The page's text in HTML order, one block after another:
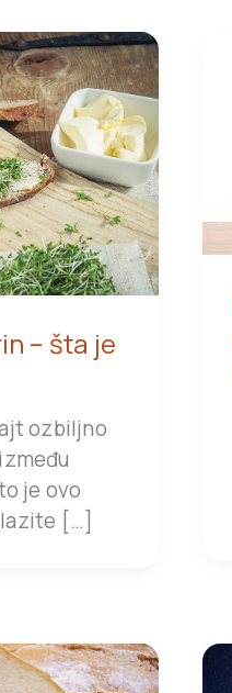
– šta je
ozbiljno
je ovo
[…]